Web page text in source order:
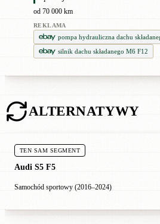
od 70 000 km
REKLAMA
pompa hydrauliczna dachu
silnik dachu składanego M6 F12
ALTERNATYWY
TEN SAM SEGMENT
Audi S5 F5
Samochód sportowy (2016–2024)